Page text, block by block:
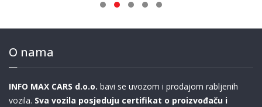
O nama
INFO MAX CARS d.o.o. bavi se uvozom i prodajom rabljenih
vozila. Sva vozila posjeduju certifikat o proizvođaču i